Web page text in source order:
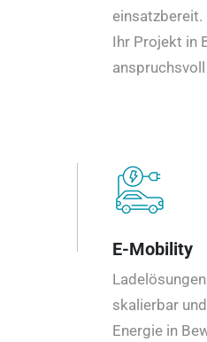
einsatzbereit.
Ihr Projekt in
E-Mobility
skalierbar
Energie in